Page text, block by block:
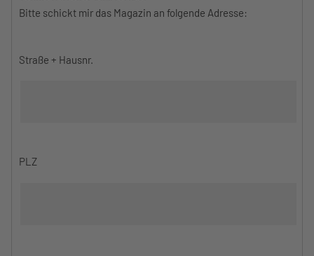
Bitte schickt mir das Magazin an folgende Adresse:
Straße + Hausnr.
PLZ